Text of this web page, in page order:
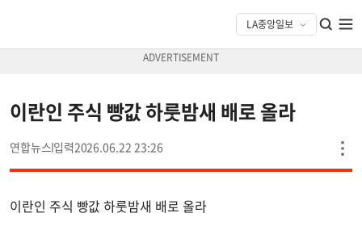
이란인 주식 빵값 하룻밤새 배로 올라
연합뉴스 2026.06.22 23:26
이란인 주식 빵값 하룻밤새 배로 올라